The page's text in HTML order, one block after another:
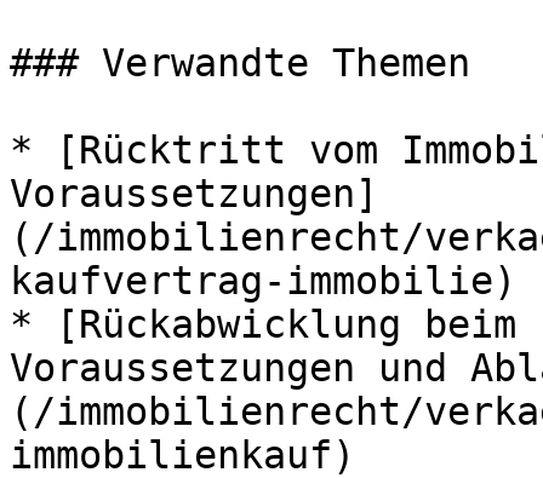
### Verwandte Themen
* [Rücktritt vom
Voraussetzungen]
(/immobilienrecht/
kaufvertrag-immobilie)
* [Rückabwicklung
Voraussetzungen und
(/immobilienrecht/
immobilienkauf)